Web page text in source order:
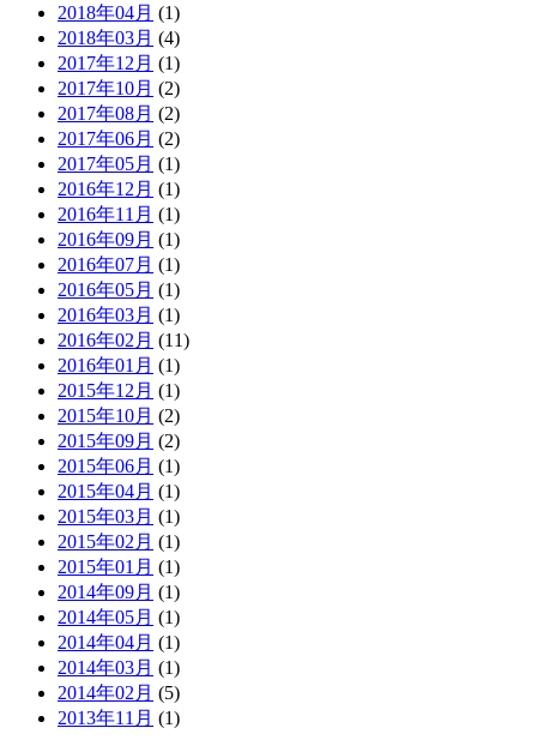
2018年04月 (1)
2018年03月 (4)
2017年12月 (1)
2017年10月 (2)
2017年08月 (2)
2017年06月 (2)
2017年05月 (1)
2016年12月 (1)
2016年11月 (1)
2016年09月 (1)
2016年07月 (1)
2016年05月 (1)
2016年03月 (1)
2016年02月 (11)
2016年01月 (1)
2015年12月 (1)
2015年10月 (2)
2015年09月 (2)
2015年06月 (1)
2015年04月 (1)
2015年03月 (1)
2015年02月 (1)
2015年01月 (1)
2014年09月 (1)
2014年05月 (1)
2014年04月 (1)
2014年03月 (1)
2014年02月 (5)
2013年11月 (1)